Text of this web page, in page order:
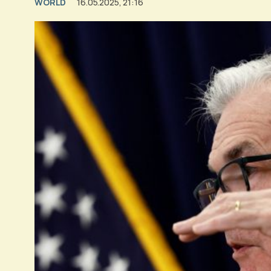
WORLD 16.05.2025, 21:16